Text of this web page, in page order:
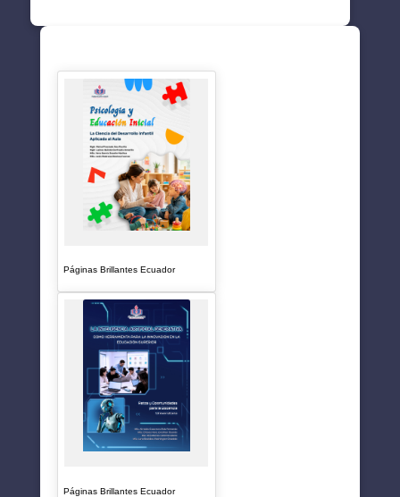
Páginas Brillantes Ecuador
Páginas Brillantes Ecuador